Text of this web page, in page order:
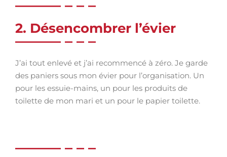
2. Désencombrer l’évier
J’ai tout enlevé et j’ai recommencé à zéro. Je garde
des paniers sous mon évier pour l’organisation. Un
pour les essuie-mains, un pour les produits de
toilette de mon mari et un pour le papier toilette.